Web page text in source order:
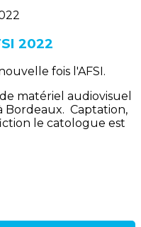
2022
fois l'AFSI.
matériel audiovisuel
Bordeaux. Captation,
le catologue est